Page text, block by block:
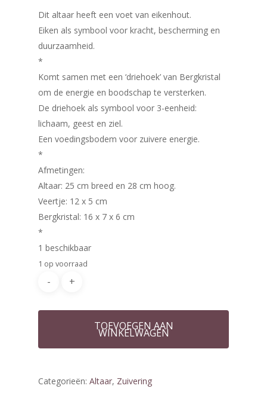
Dit altaar heeft een voet van eikenhout.
Eiken als symbool voor kracht, bescherming en
duurzaamheid.
*
Komt samen met een ‘driehoek’ van Bergkristal
om de energie en boodschap te versterken.
De driehoek als symbool voor 3-eenheid:
lichaam, geest en ziel.
Een voedingsbodem voor zuivere energie.
*
Afmetingen:
Altaar: 25 cm breed en 28 cm hoog.
Veertje: 12 x 5 cm
Bergkristal: 16 x 7 x 6 cm
*
1 beschikbaar
1 op voorraad
TOEVOEGEN AAN
WINKELWAGEN
Categorieën: Altaar, Zuivering
Mijn account